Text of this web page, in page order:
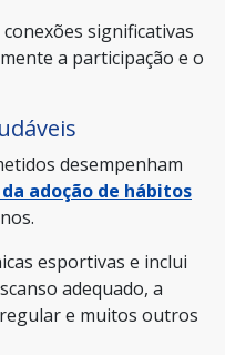
significativas
a participação e o
desempenham
adoção de hábitos
esportivas e inclui
adequado, a
e muitos outros